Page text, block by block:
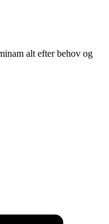
alt efter behov og